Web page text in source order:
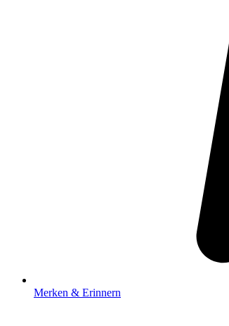
Merken & Erinnern